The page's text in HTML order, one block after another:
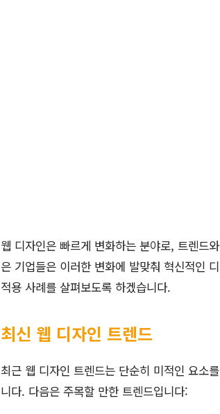
웹 디자인은 빠르게 변화하는 분야로, 트렌드
은 기업들은 이러한 변화에 발맞춰 혁신적인
적용 사례를 살펴보도록 하겠습니다.
최신 웹 디자인 트렌드
최근 웹 디자인 트렌드는 단순히 미적인 요소
니다. 다음은 주목할 만한 트렌드입니다: